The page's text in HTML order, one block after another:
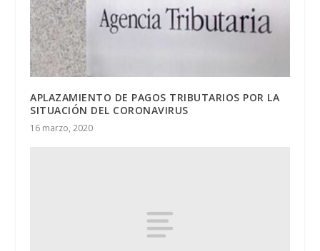
APLAZAMIENTO DE PAGOS TRIBUTARIOS POR LA
SITUACIÓN DEL CORONAVIRUS
16 marzo, 2020